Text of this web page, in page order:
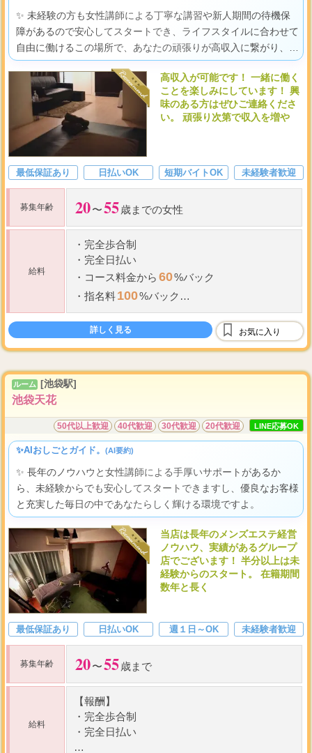
✨ 未経験の方も女性講師による丁寧な講習や新人期間の待機保
障があるので安心してスタートでき、ライフスタイルに合わせて
自由に働けるこの場所で、あなたの頑張りが高収入に繋がり、自
分らしく輝く喜びをきっと見つけられますよ。
高収入が可能です！ 一緒に働く
ことを楽しみにしています！ 興
味のある方はぜひご連絡くださ
い。 頑張り次第で収入を増や
最低保証あり 日払いOK 短期バイトOK 未経験者歓迎
募集年齢 20〜55歳までの女性
給料
・ 完全歩合制
・ 完全日払い
・ コース料金から 60%バック
・ 指名料100%バック
雑費、割引などは店側の負担
新人期間は待機保障あり
詳しく見る お気に入り
ルーム [池袋駅]
池袋天花
50代以上歓迎 40代歓迎 30代歓迎 20代歓迎 LINE応募OK
✨AIおしごとガイド。 (AI要約)
✨ 長年のノウハウと女性講師による手厚いサポートがあるか
ら、未経験からでも安心してスタートできますし、優良なお客様
と充実した毎日の中であなたらしく輝ける環境ですよ。
当店は長年のメンズエステ経営
ノウハウ、実績があるグループ
店でございます！ 半分以上は未
経験からのスタート。 在籍期間
数年と長く
最低保証あり 日払いOK 週１日～OK 未経験者歓迎
募集年齢 20〜55歳まで
給料
【報酬】
・ 完全歩合制
・ 完全日払い